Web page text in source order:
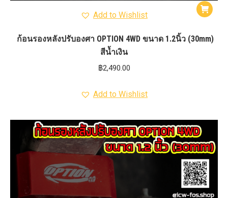
Add to Wishlist
ก้อนรองหลังปรับองศา OPTION 4WD ขนาด 1.2นิ้ว (30mm)
สีน้ำเงิน
฿2,490.00
Add to Wishlist